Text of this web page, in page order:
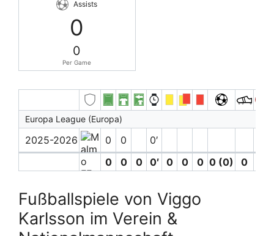
Assists
0
0
Per Game
Europa League (Europa)
2025-2026 0 0
0′
0
0 0 0′ 0 0 0 0 (0) 0
Fußballspiele von Viggo
Karlsson im Verein &